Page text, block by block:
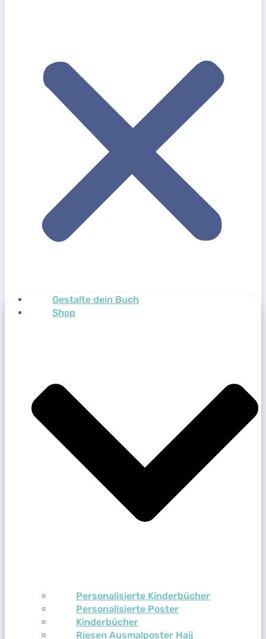
Gestalte dein Buch
Shop
Personalisierte Kinderbücher
Personalisierte Poster
Kinderbücher
Riesen Ausmalposter Hajj